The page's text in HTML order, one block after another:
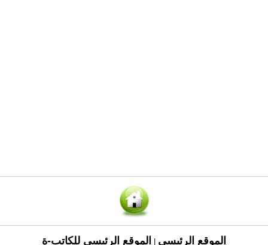
الموقع الرئيسي الموقع الرئيسي للكاتب-ة